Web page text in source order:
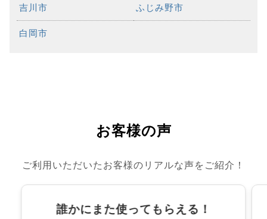
吉川市 ふじみ野市
白岡市
お客様の声
ご利用いただいたお客様のリアルな声をご紹介！
誰かにまた使ってもらえる！